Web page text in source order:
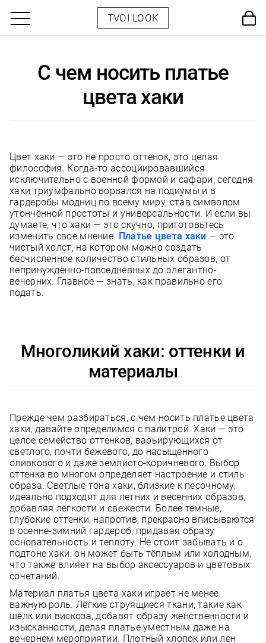
TVOI LOOK
С чем носить платье
цвета хаки
Цвет хаки — это не просто оттенок, это целая
философия. Когда-то ассоциировавшийся
исключительно с военной формой и сафари, сегодня
хаки триумфально ворвался на подиумы и в
гардеробы модниц по всему миру, став символом
утончённой простоты и универсальности. И если вы
думаете, что хаки — это скучно, приготовьтесь
изменить своё мнение. Платье цвета хаки — это
чистый холст, на котором можно создать
бесчисленное количество стильных образов, от
непринуждённо-повседневных до элегантно-
вечерних. Главное — знать, как правильно его
подать.
Многоликий хаки: оттенки и
материалы
Прежде чем разбираться, с чем носить платье цвета
хаки, давайте определимся с палитрой. Хаки — это
целое семейство оттенков, варьирующихся от
светлого, почти бежевого, до насыщенного
оливкового и даже землисто-коричневого. Выбор
оттенка во многом определяет настроение и стиль
образа. Светлые тона хаки, близкие к песочному,
идеально подходят для летних и весенних образов,
добавляя лёгкости и свежести. Более тёмные,
глубокие оттенки, напротив, прекрасно вписываются
в осенне-зимний гардероб, придавая образу
основательность и теплоту. Не стоит забывать и о
подтоне хаки: он может быть тёплым или холодным,
что также влияет на выбор аксессуаров и цветовых
сочетаний.
Материал платья цвета хаки играет не менее
важную роль. Лёгкие струящиеся ткани, такие как
шёлк или вискоза, добавят образу женственности и
изысканности, делая платье уместным даже на
вечернем мероприятии. Плотный хлопок или лен